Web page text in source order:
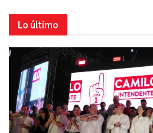
Lo último